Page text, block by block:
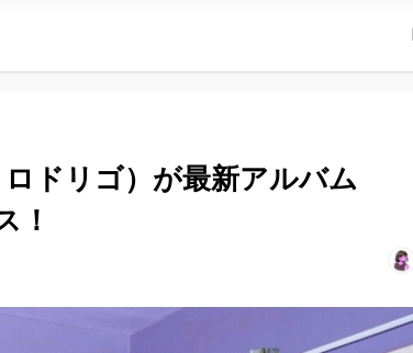
ドリゴ）が最新アルバム
！